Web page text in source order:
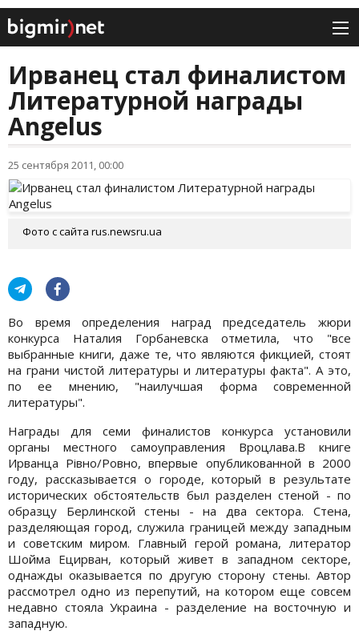
Ирванец стал финалистом
Литературной награды
Angelus
25 сентября 2011, 00:00
Фото с сайта rus.newsru.ua
Во время определения наград председатель жюри
конкурса Наталия Горбаневска отметила, что "все
выбранные книги, даже те, что являются фикцией, стоят
на грани чистой литературы и литературы факта". А это,
по ее мнению, "наилучшая форма современной
литературы".
Награды для семи финалистов конкурса установили
органы местного самоуправления Вроцлава.В книге
Ирванца Рівно/Ровно, впервые опубликованной в 2000
году, рассказывается о городе, который в результате
исторических обстоятельств был разделен стеной - по
образцу Берлинской стены - на два сектора. Стена,
разделяющая город, служила границей между западным
и советским миром. Главный герой романа, литератор
Шойма Ецирван, который живет в западном секторе,
однажды оказывается по другую сторону стены. Автор
рассмотрел одно из перепутий, на котором еще совсем
недавно стояла Украина - разделение на восточную и
западную.